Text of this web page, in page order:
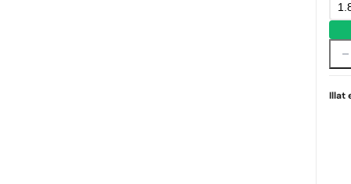
Illat